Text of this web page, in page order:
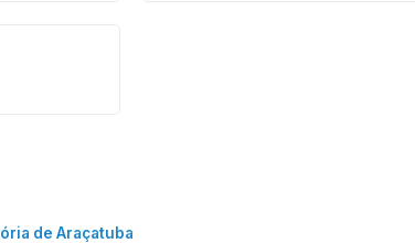
de Araçatuba